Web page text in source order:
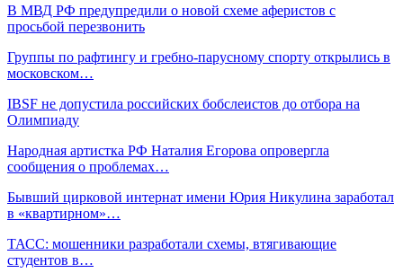
В МВД РФ предупредили о новой схеме аферистов с
просьбой перезвонить
Группы по рафтингу и гребно-парусному спорту открылись в
московском…
IBSF не допустила российских бобслеистов до отбора на
Олимпиаду
Народная артистка РФ Наталия Егорова опровергла
сообщения о проблемах…
Бывший цирковой интернат имени Юрия Никулина заработал
в «квартирном»…
ТАСС: мошенники разработали схемы, втягивающие
студентов в…